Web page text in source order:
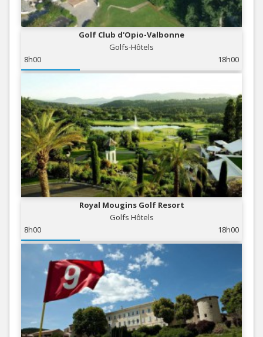
Golf Club d'Opio-Valbonne
Golfs-Hôtels
8h00
18h00
Royal Mougins Golf Resort
Golfs Hôtels
8h00
18h00